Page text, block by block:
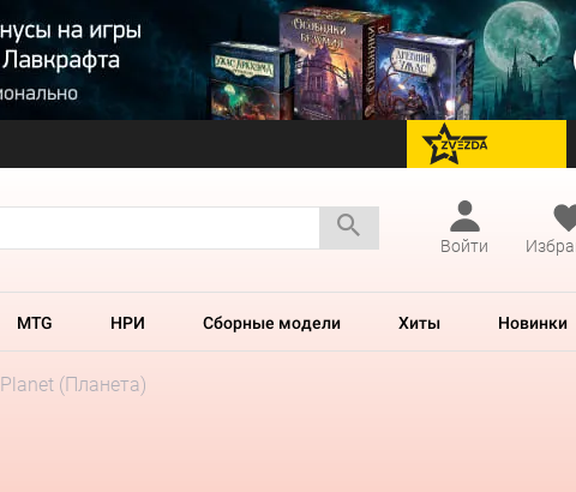
перейти на Zvezda
Войти
MTG НРИ Сборные модели Хиты Новинки
Planet (Планета)